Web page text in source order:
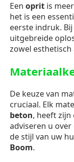
Een oprit is
het is een
eerste indruk.
uitgebreide
zowel
De keuze van
cruciaal. Elk
beton, heeft zijn
adviseren u
de stijl van uw
Boom.